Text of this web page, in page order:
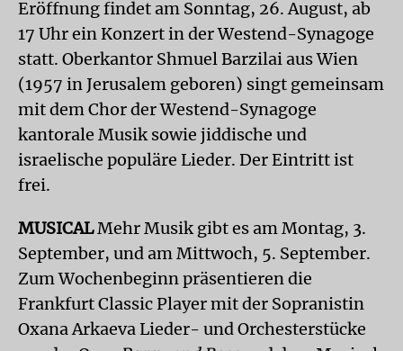
Eröffnung findet am Sonntag, 26. August, ab
17 Uhr ein Konzert in der Westend-Synagoge
statt. Oberkantor Shmuel Barzilai aus Wien
(1957 in Jerusalem geboren) singt gemeinsam
mit dem Chor der Westend-Synagoge
kantorale Musik sowie jiddische und
israelische populäre Lieder. Der Eintritt ist
frei.
MUSICALMehr Musik gibt es am Montag, 3.
September, und am Mittwoch, 5. September.
Zum Wochenbeginn präsentieren die
Frankfurt Classic Player mit der Sopranistin
Oxana Arkaeva Lieder- und Orchesterstücke